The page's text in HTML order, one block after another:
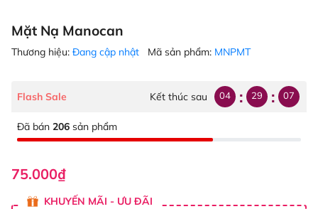
Mặt Nạ Manocan
Thương hiệu: Đang cập nhật Mã sản phẩm: MNPMT
Flash Sale Kết thúc sau 04 : 29 : 06
Đã bán 206 sản phẩm
75.000₫
KHUYẾN MÃI - ƯU ĐÃI